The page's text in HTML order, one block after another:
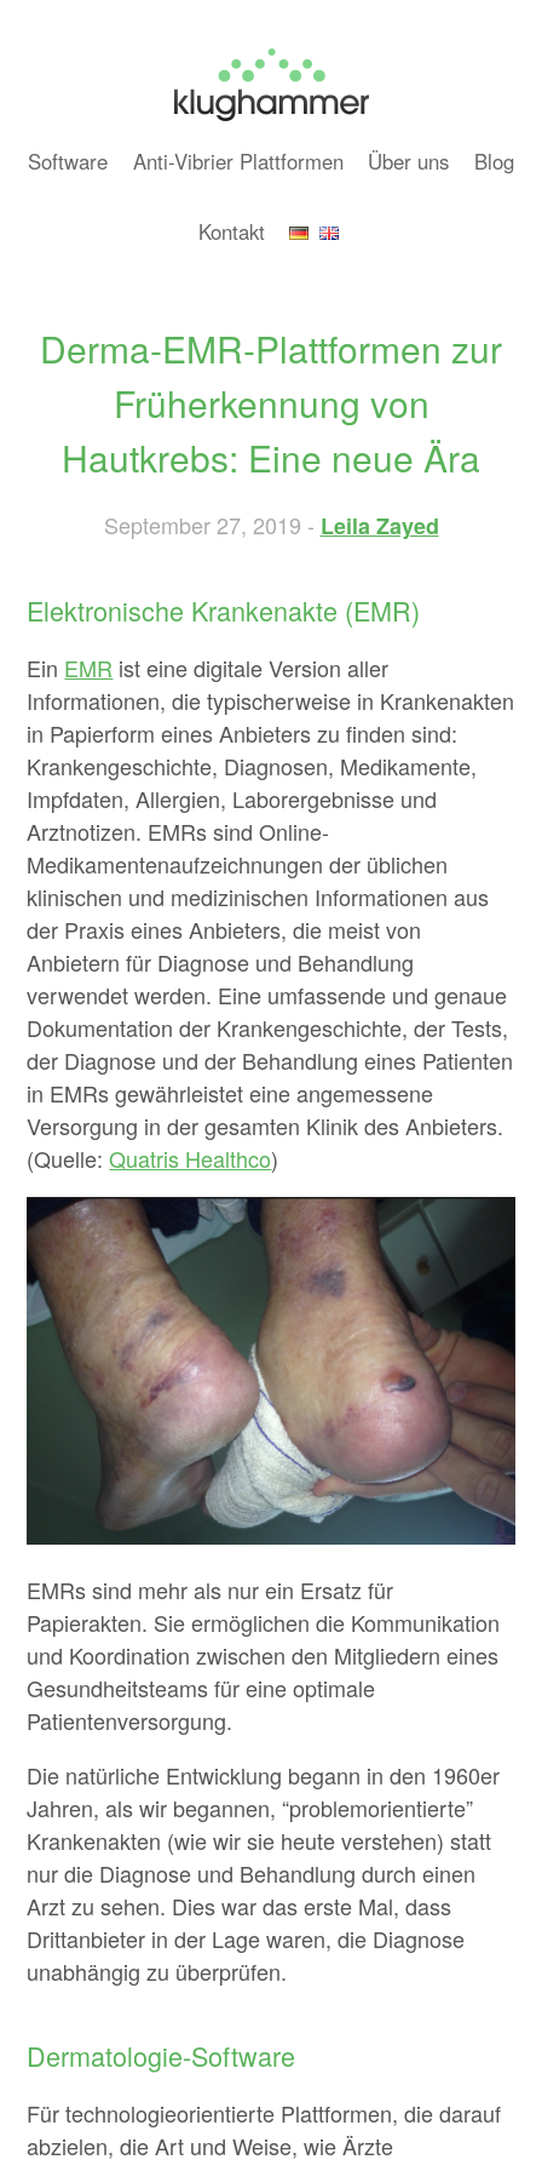
Software Anti-Vibrier Plattformen Über uns Blog
Kontakt
Derma-EMR-Plattformen zur
Früherkennung von
Hautkrebs: Eine neue Ära
September 27, 2019 - Leila Zayed
Elektronische Krankenakte (EMR)
Ein EMR ist eine digitale Version aller
Informationen, die typischerweise in Krankenakten
in Papierform eines Anbieters zu finden sind:
Krankengeschichte, Diagnosen, Medikamente,
Impfdaten, Allergien, Laborergebnisse und
Arztnotizen. EMRs sind Online-
Medikamentenaufzeichnungen der üblichen
klinischen und medizinischen Informationen aus
der Praxis eines Anbieters, die meist von
Anbietern für Diagnose und Behandlung
verwendet werden. Eine umfassende und genaue
Dokumentation der Krankengeschichte, der Tests,
der Diagnose und der Behandlung eines Patienten
in EMRs gewährleistet eine angemessene
Versorgung in der gesamten Klinik des Anbieters.
(Quelle:Quatris Healthco)
EMRs sind mehr als nur ein Ersatz für
Papierakten. Sie ermöglichen die Kommunikation
und Koordination zwischen den Mitgliedern eines
Gesundheitsteams für eine optimale
Patientenversorgung.
Die natürliche Entwicklung begann in den 1960er
Jahren, als wir begannen, “problemorientierte”
Krankenakten (wie wir sie heute verstehen) statt
nur die Diagnose und Behandlung durch einen
Arzt zu sehen. Dies war das erste Mal, dass
Drittanbieter in der Lage waren, die Diagnose
unabhängig zu überprüfen.
Dermatologie-Software
Für technologieorientierte Plattformen, die darauf
abzielen, die Art und Weise, wie Ärzte